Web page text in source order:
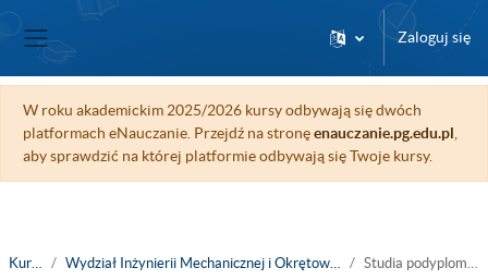
Przejdź do głównej zawartości
Panel boczny
Zaloguj się
W roku akademickim 2025/2026 kursy odbywają się dwóch
platformach eNauczanie. Przejdź na stronęenauczanie.pg.edu.pl
aby sprawdzić na której platformie odbywają się Twoje kursy.
Kursy Wydział Inżynierii Mechanicznej i Okrętownictwa Studia podyplomowe